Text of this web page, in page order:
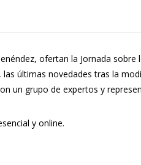
ofertan la Jornada
últimas novedades tras la
un grupo de expertos y
y online.